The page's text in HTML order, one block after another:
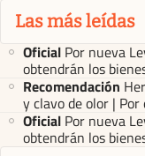
Las más leídas
Oficial Por nueva
obtendrán los
Recomendación
y clavo de olor |
Oficial Por nueva
obtendrán los